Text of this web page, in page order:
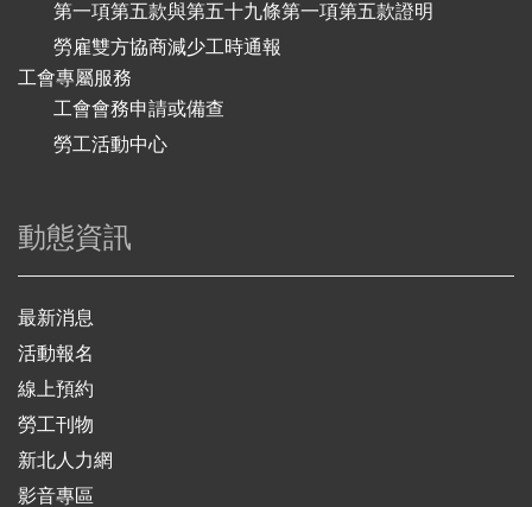
第一項第五款與第五十九條第一項第五款證明
勞雇雙方協商減少工時通報
工會專屬服務
工會會務申請或備查
勞工活動中心
動態資訊
最新消息
活動報名
線上預約
勞工刊物
新北人力網
影音專區